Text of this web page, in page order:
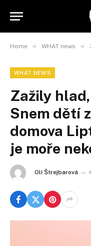
Home » WHAT news »
WHAT NEWS
Zažily
Snem dětí
domova
je moře
Olí Štrejbarová